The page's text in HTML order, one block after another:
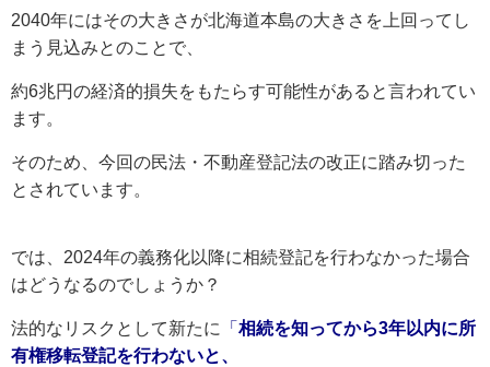
2040年にはその大きさが北海道本島の大きさを上回ってし
まう見込みとのことで、
約6兆円の経済的損失をもたらす可能性があると言われてい
ます。
そのため、今回の民法・不動産登記法の改正に踏み切った
とされています。
では、2024年の義務化以降に相続登記を行わなかった場合
はどうなるのでしょうか？
法的なリスクとして新たに 「 相続を知ってから3年以内に所
有権移転登記を行わないと、